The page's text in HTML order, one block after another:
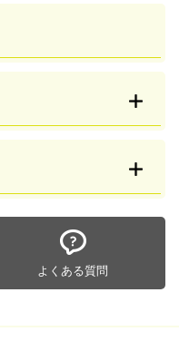
よくある質問